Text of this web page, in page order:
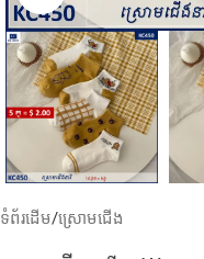
ទំព័រដើម/ស្រោមជើង